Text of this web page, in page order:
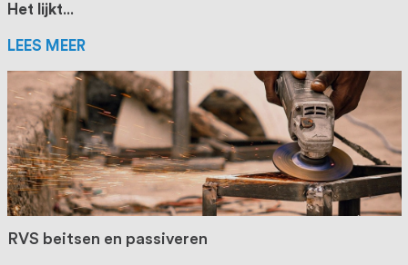
Het lijkt...
LEES MEER
RVS beitsen en passiveren